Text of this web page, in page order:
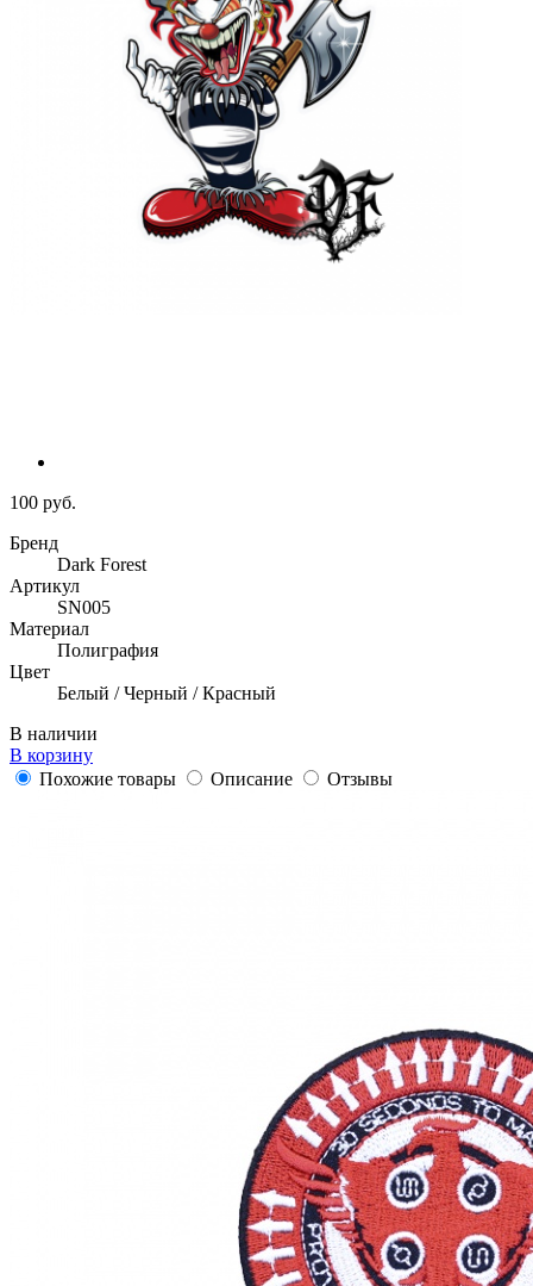
100 руб.
Бренд
Dark Forest
Артикул
SN005
Материал
Полиграфия
Цвет
Белый / Черный / Красный
В наличии
В корзину
Похожие товары
Описание Отзывы